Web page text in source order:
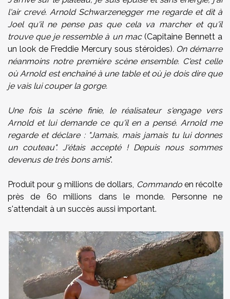
l'air crevé. Arnold Schwarzenegger me regarde et dit à
Joel qu'il ne pense pas que cela va marcher et qu'il
trouve que je ressemble à un mac (Capitaine Bennett a
un look de Freddie Mercury sous stéroides). On démarre
néanmoins notre première scène ensemble. C'est celle
où Arnold est enchaîné à une table et où je dois dire que
je vais lui couper la gorge.
Une fois la scène finie, le réalisateur s'engage vers
Arnold et lui demande ce qu'il en a pensé. Arnold me
regarde et déclare : "Jamais, mais jamais tu lui donnes
un couteau". J'étais accepté ! Depuis nous sommes
devenus de très bons amis".
Produit pour 9 millions de dollars, Commandoen récolte
près de 60 millions dans le monde. Personne ne
s'attendait à un succès aussi important.